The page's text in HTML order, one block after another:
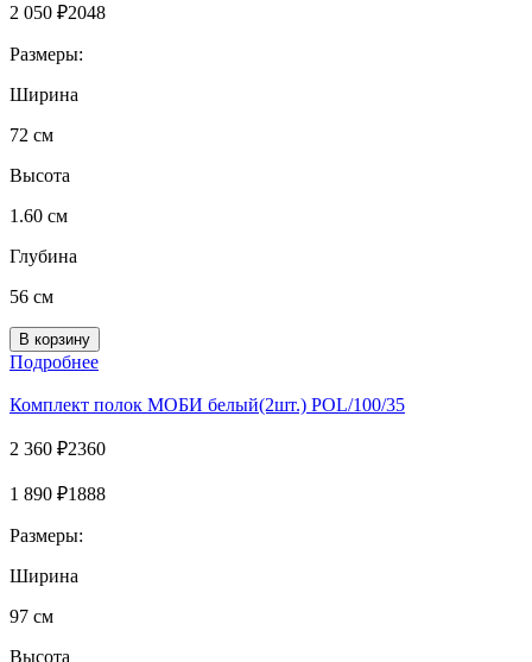
2 050 ₽2048
Размеры:
Ширина
72 см
Высота
1.60 см
Глубина
56 см
Подробнее
Комплект полок MOБИ белый(2шт.) POL/100/35
2 360 ₽2360
1 890 ₽1888
Размеры:
Ширина
97 см
Высота